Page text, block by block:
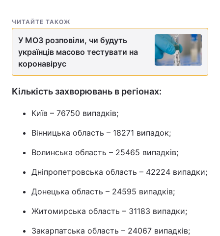
ЧИТАЙТЕ ТАКОЖ
У МОЗ розповіли, чи будуть
українців масово тестувати на
коронавірус
Кількість захворювань в регіонах:
Київ – 76750 випадків;
Вінницька область – 18271 випадок;
Волинська область – 25465 випадків;
Дніпропетровська область – 42224 випадки;
Донецька область – 24595 випадків;
Житомирська область – 31183 випадки;
Закарпатська область – 24067 випадків;